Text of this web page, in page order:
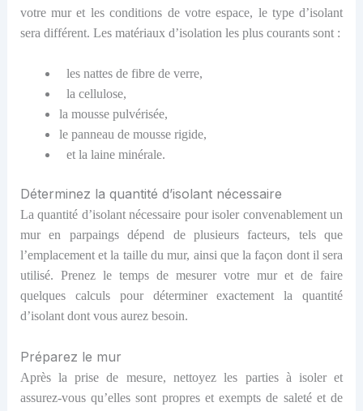
votre mur et les conditions de votre espace, le type d’isolant
sera différent. Les matériaux d’isolation les plus courants sont :
les nattes de fibre de verre,
la cellulose,
la mousse pulvérisée,
le panneau de mousse rigide,
et la laine minérale.
Déterminez la quantité d’isolant nécessaire
La quantité d’isolant nécessaire pour isoler convenablement un
mur en parpaings dépend de plusieurs facteurs, tels que
l’emplacement et la taille du mur, ainsi que la façon dont il sera
utilisé. Prenez le temps de mesurer votre mur et de faire
quelques calculs pour déterminer exactement la quantité
d’isolant dont vous aurez besoin.
Préparez le mur
Après la prise de mesure, nettoyez les parties à isoler et
assurez-vous qu’elles sont propres et exempts de saleté et de